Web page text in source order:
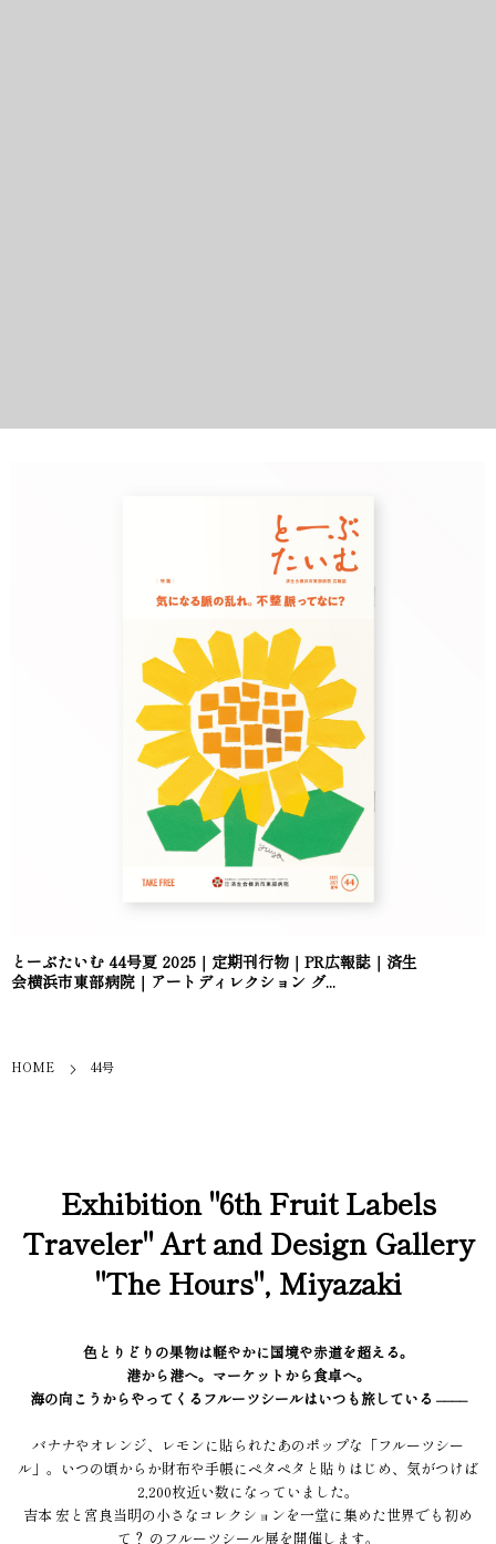
とーぶたいむ 44号夏 2025｜定期刊行物｜PR広報誌｜済生
会横浜市東部病院｜アートディレクション グ...
HOME 44号
Exhibition "6th Fruit Labels
Traveler" Art and Design Gallery
"The Hours", Miyazaki
色とりどりの果物は軽やかに国境や赤道を超える。
港から港へ。マーケットから食卓へ。
海の向こうからやってくるフルーツシールはいつも旅している ––––
バナナやオレンジ、レモンに貼られたあのポップな「フルーツシー
ル」。いつの頃からか財布や手帳にペタペタと貼りはじめ、気がつけば
2,200枚近い数になっていました。
吉本 宏と宮良当明の小さなコレクションを一堂に集めた世界でも初め
て？ のフルーツシール展を開催します。